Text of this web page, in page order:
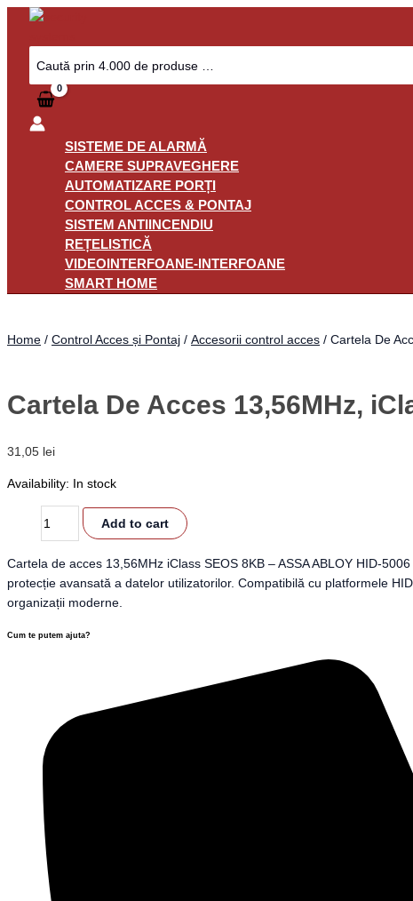
Skip
content
Search
for:
SISTEME DE ALARMĂ
CAMERE SUPRAVEGHERE
AUTOMATIZARE PORȚI
CONTROL ACCES & PONTAJ
SISTEM ANTIINCENDIU
REȚELISTICĂ
VIDEOINTERFOANE-INTERFOANE
SMART HOME
Home / Control Acces și Pontaj / Accesorii control acces / Cartela De
Cartela De Acces 13,56MHz,
31,05 lei
Availability: In stock
Cartela
Acces
13,56MHz,
iClass
SEOS
8KB,
Add to cart
Cartela de acces 13,56MHz iClass SEOS 8KB – ASSA ABLOY HID-
protecție avansată a datelor utilizatorilor. Compatibilă cu platformele
organizații moderne.
Cum te putem ajuta?